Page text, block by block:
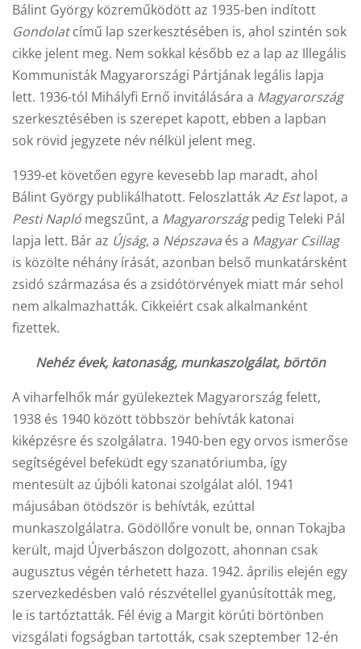
Bálint György közreműködött az 1935-ben indított
Gondolatcímű lap szerkesztésében is, ahol szintén sok
cikke jelent meg. Nem sokkal később ez a lap az Illegális
Kommunisták Magyarországi Pártjának legális lapja
lett. 1936-tól Mihályfi Ernő invitálására a Magyarország
szerkesztésében is szerepet kapott, ebben a lapban
sok rövid jegyzete név nélkül jelent meg.
1939-et követően egyre kevesebb lap maradt, ahol
Bálint György publikálhatott. FeloszlattákAz Estlapot, a
Pesti Napló megszűnt, a Magyarországpedig Teleki Pál
lapja lett. Bár az Újság, a Népszava és a Magyar Csillag
is közölte néhány írását, azonban belső munkatársként
zsidó származása és a zsidótörvények miatt már sehol
nem alkalmazhatták. Cikkeiért csak alkalmanként
fizettek.
Nehéz évek, katonaság, munkaszolgálat, börtön
A viharfelhők már gyülekeztek Magyarország felett,
1938 és 1940 között többször behívták katonai
kiképzésre és szolgálatra. 1940-ben egy orvos ismerőse
segítségével befeküdt egy szanatóriumba, így
mentesült az újbóli katonai szolgálat alól. 1941
májusában ötödször is behívták, ezúttal
munkaszolgálatra. Gödöllőre vonult be, onnan Tokajba
került, majd Újverbászon dolgozott, ahonnan csak
augusztus végén térhetett haza. 1942. április elején egy
szervezkedésben való részvétellel gyanúsították meg,
le is tartóztatták. Fél évig a Margit körúti börtönben
vizsgálati fogságban tartották, csak szeptember 12-én